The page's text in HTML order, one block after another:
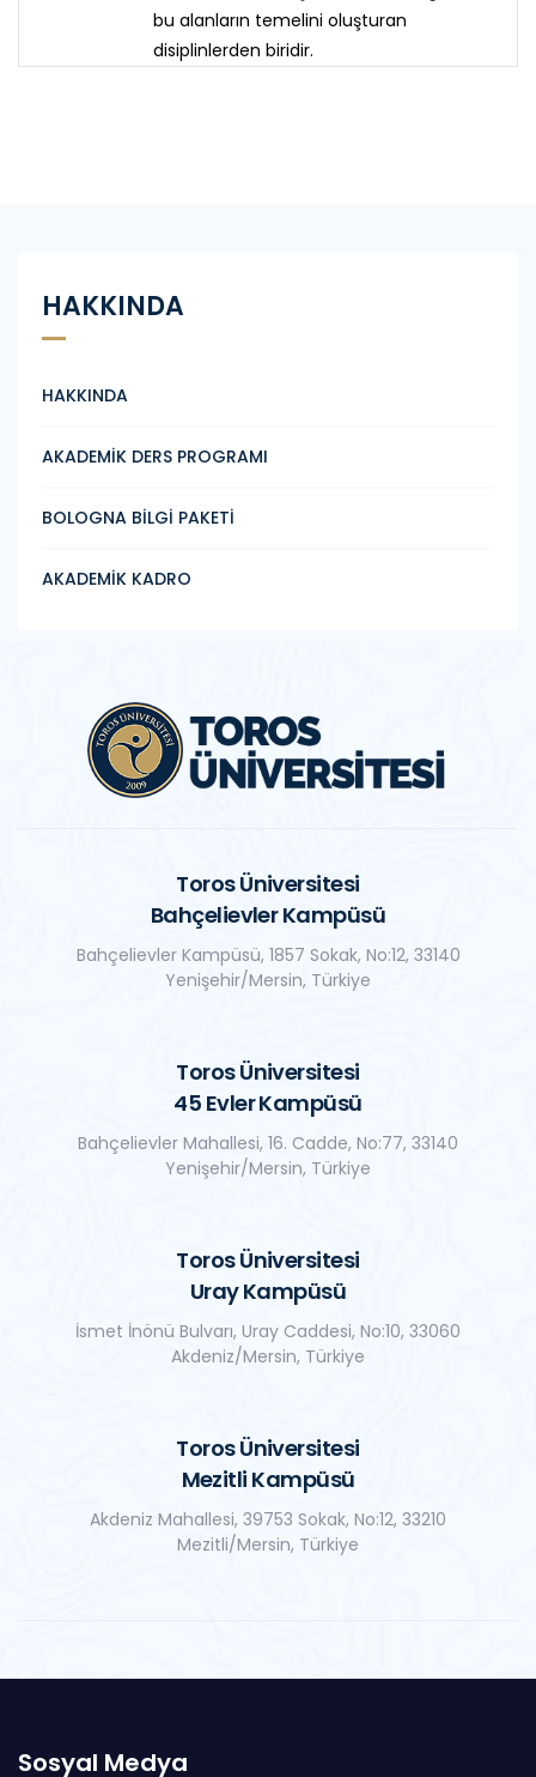
bu alanların temelini oluşturan
disiplinlerden biridir.
HAKKINDA
HAKKINDA
AKADEMİK DERS PROGRAMI
BOLOGNA BİLGİ PAKETİ
AKADEMİK KADRO
Toros Üniversitesi
Bahçelievler Kampüsü
Bahçelievler Kampüsü, 1857 Sokak, No:12, 33140
Yenişehir/Mersin, Türkiye
Toros Üniversitesi
45 Evler Kampüsü
Bahçelievler Mahallesi, 16. Cadde, No:77, 33140
Yenişehir/Mersin, Türkiye
Toros Üniversitesi
Uray Kampüsü
İsmet İnönü Bulvarı, Uray Caddesi, No:10, 33060
Akdeniz/Mersin, Türkiye
Toros Üniversitesi
Mezitli Kampüsü
Akdeniz Mahallesi, 39753 Sokak, No:12, 33210
Mezitli/Mersin, Türkiye
Sosyal Medya